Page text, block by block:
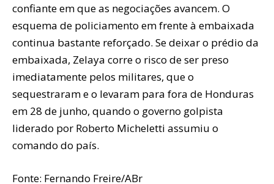
confiante em que as negociações avancem. O
esquema de policiamento em frente à embaixada
continua bastante reforçado. Se deixar o prédio da
embaixada, Zelaya corre o risco de ser preso
imediatamente pelos militares, que o
sequestraram e o levaram para fora de Honduras
em 28 de junho, quando o governo golpista
liderado por Roberto Micheletti assumiu o
comando do país.
Fonte: Fernando Freire/ABr